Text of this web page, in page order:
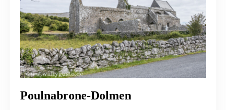
Poulnabrone-Dolmen